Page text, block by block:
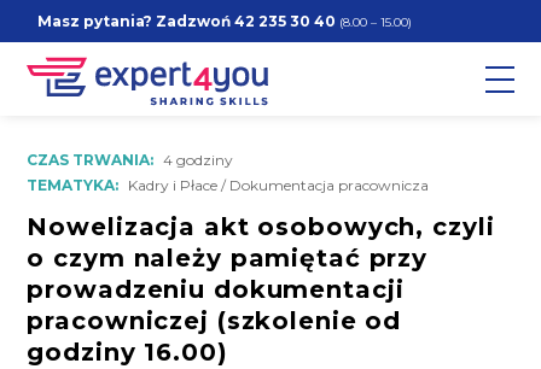
Masz pytania? Zadzwoń42 235 30 40 (8.00 – 15.00)
CZAS TRWANIA: 4 godziny
TEMATYKA: Kadry i Płace / Dokumentacja pracownicza
Nowelizacja akt osobowych, czyli
o czym należy pamiętać przy
prowadzeniu dokumentacji
pracowniczej (szkolenie od
godziny 16.00)